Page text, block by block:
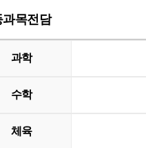
과목전담
과학
수학
체육